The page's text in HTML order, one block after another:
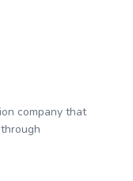
company that